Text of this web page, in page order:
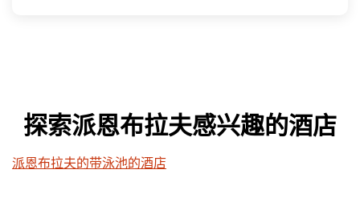
探索派恩布拉夫感兴趣的酒店
派恩布拉夫的带泳池的酒店